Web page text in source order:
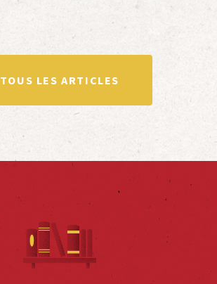
TOUS LES ARTICLES